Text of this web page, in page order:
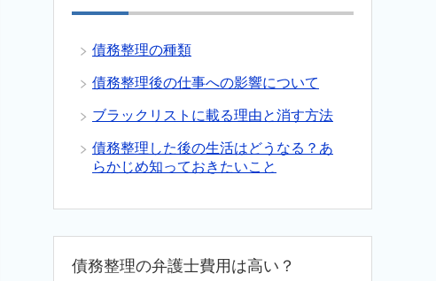
債務整理の種類
債務整理後の仕事への影響について
ブラックリストに載る理由と消す方法
債務整理した後の生活はどうなる？あ
らかじめ知っておきたいこと
債務整理の弁護士費用は高い？